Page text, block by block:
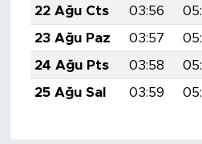
22 Ağu Cts
03:56
23 Ağu Paz
03:57
24 Ağu Pts
03:58
25 Ağu Sal
03:59